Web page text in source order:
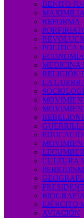
BENITO
REFORMA
POLÍTICA
MEDICINA
RELIGIÓN
LA
CULTURA
EJÉRCITO
AVIACIÓN